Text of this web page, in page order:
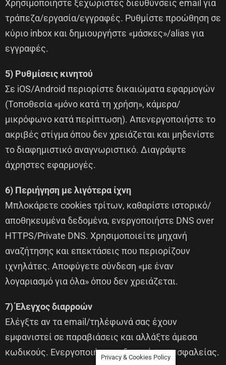
Χρησιμοποιήστε ξεχωριστές διευθύνσεις email για
τράπεζα/εργασία/εγγραφές. Ρυθμίστε προώθηση σε
κύριο inbox και δημιουργήστε «μάσκες»/alias για
εγγραφές.
5) Ρυθμίσεις κινητού
Σε iOS/Android περιορίστε δικαιώματα εφαρμογών
(Τοποθεσία «μόνο κατά τη χρήση», κάμερα/
μικρόφωνο κατά περίπτωση). Απενεργοποιήστε το
ακριβές στίγμα όπου δεν χρειάζεται και μηδενίστε
το διαφημιστικό αναγνωριστικό. Διαγράψτε
άχρηστες εφαρμογές.
6) Περιήγηση με λιγότερα ίχνη
Μπλοκάρετε cookies τρίτων, καθαρίστε ιστορικό/
αποθηκευμένα δεδομένα, ενεργοποιήστε DNS over
HTTPS/Private DNS. Χρησιμοποιείτε μηχανή
αναζήτησης και επεκτάσεις που περιορίζουν
ιχνηλάτες. Αποφύγετε σύνδεση «με έναν
λογαριασμό για όλα» όπου δεν χρειάζεται.
7) Έλεγχος διαρροών
Ελέγξτε αν τα email/τηλέφωνά σας έχουν
εμφανιστεί σε παραβιάσεις και αλλάξτε άμεσα
κωδικούς. Ενεργοποιήστε ειδοποιήσεις ασφαλείας.
Privacy & Cookies Policy